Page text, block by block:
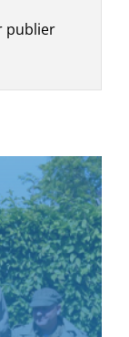
publier